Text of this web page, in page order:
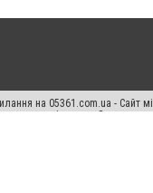
на 05361.com.ua - Сайт
переслідується Законом.